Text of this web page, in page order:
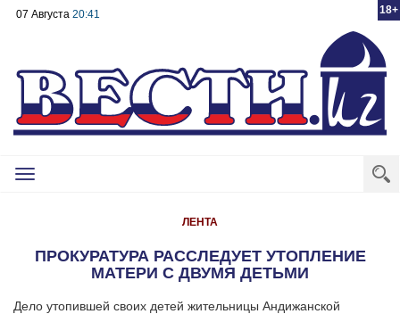
18+
07 Августа 20:41
Toggle
ЛЕНТА
ПРОКУРАТУРА РАССЛЕДУЕТ УТОПЛЕНИЕ
МАТЕРИ С ДВУМЯ ДЕТЬМИ
Дело утопившей своих детей жительницы Андижанской